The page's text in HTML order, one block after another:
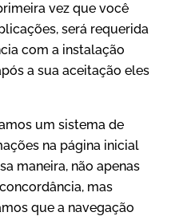
vez que você
será requerida
com a instalação
a sua aceitação eles
um sistema de
na página inicial
maneira, não apenas
mas
que a navegação